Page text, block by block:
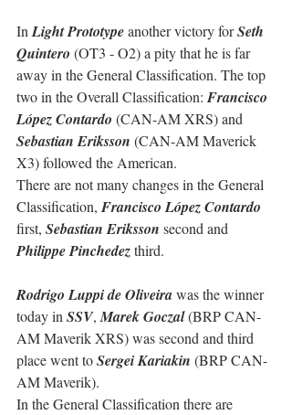
In Light Prototype another victory for Seth
Quintero (OT3 - O2) a pity that he is far
away in the General Classification. The top
two in the Overall Classification: Francisco
López Contardo (CAN-AM XRS) and
Sebastian Eriksson (CAN-AM Maverick
X3) followed the American.
There are not many changes in the General
Classification, Francisco López Contardo
first, Sebastian Eriksson second and
Philippe Pinchedez third.
Rodrigo Luppi de Oliveira was the winner
today in SSV, Marek Goczal (BRP CAN-
AM Maverik XRS) was second and third
place went to Sergei Kariakin (BRP CAN-
AM Maverik).
In the General Classification there are